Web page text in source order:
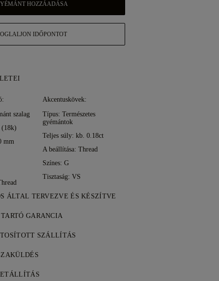
HOZZÁADÁSA
IDŐPONTOT
szalag
(18k)
mm
Akcentuskövek:
Típus: Természetes
gyémántok
Teljes súly: kb. 0.18ct
A beállítása: Thread
Színes: G
Tisztaság: VS
ÁLTAL TERVEZVE ÉS KÉSZÍTVE
művészete, a 77 Diamonds
GARANCIA
vásárlásához élethosszig tartó
aFeltételekben
SZÁLLÍTÁS
ingyenes, függetlenül attól, hogy
kockázatmentesen és teljes
teljes mértékben, a vásárlást 30